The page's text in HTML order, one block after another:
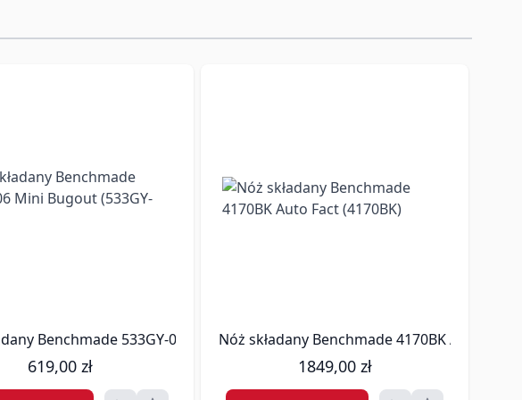
1) Benchmade 533GY-06 Mini Bugout (533GY-06)
619,00 zł
Nóż składany Benchmade 4170BK Auto Fact
1849,00 zł